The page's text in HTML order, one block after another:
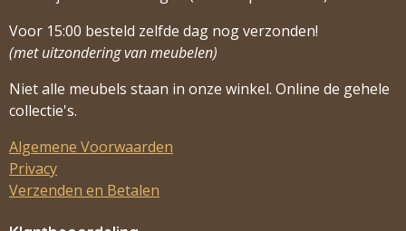
Voor 15:00 besteld zelfde dag nog verzonden!
(met uitzondering van meubelen)
Niet alle meubels staan in onze winkel. Online de gehele
collectie's.
Algemene Voorwaarden
Privacy
Verzenden en Betalen